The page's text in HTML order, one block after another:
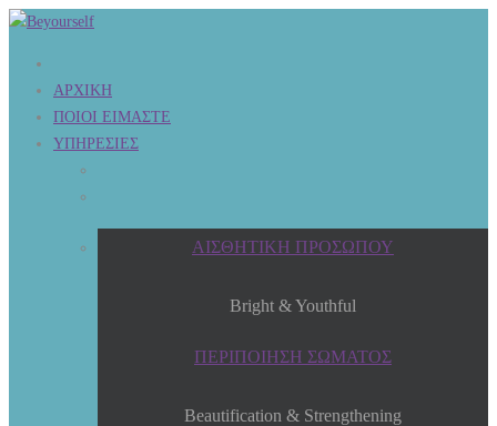
ΑΡΧΙΚΗ
ΠΟΙΟΙ ΕΙΜΑΣΤΕ
ΥΠΗΡΕΣΙΕΣ
ΑΙΣΘΗΤΙΚΗ ΠΡΟΣΩΠΟΥ
Bright & Youthful
ΠΕΡΙΠΟΙΗΣΗ ΣΩΜΑΤΟΣ
Beautification & Strengthening